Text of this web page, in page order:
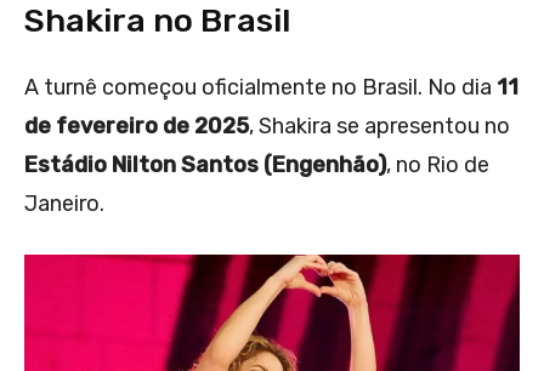
Shakira no Brasil
A turnê começou oficialmente no Brasil. No dia 11
de fevereiro de 2025, Shakira se apresentou no
Estádio Nilton Santos (Engenhão), no Rio de
Janeiro.